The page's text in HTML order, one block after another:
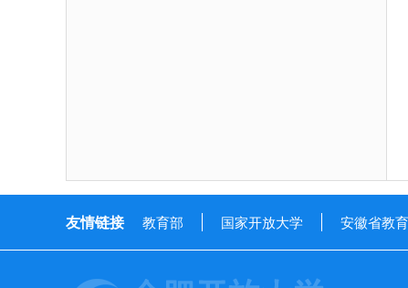
友情链接 教育部 国家开放大学 安徽省教